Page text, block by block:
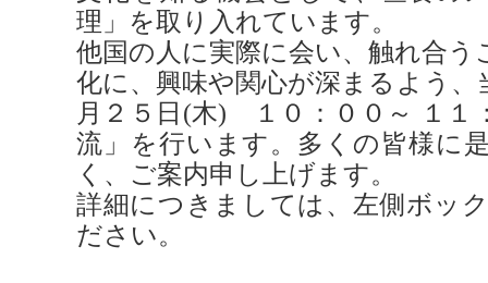
理」を取り入れています。
他国の人に実際に会い、触れ合う
化に、興味や関心が深まるよう、
月２５日(木) １０：００～ １１
流」を行います。多くの皆様に
く、ご案内申し上げます。
詳細につきましては、左側ボッ
ださい。